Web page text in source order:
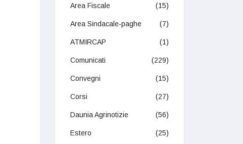
Area Fiscale (15)
Area Sindacale-paghe (7)
ATMIRCAP (1)
Comunicati (229)
Convegni (15)
Corsi (27)
Daunia Agrinotizie (56)
Estero (25)